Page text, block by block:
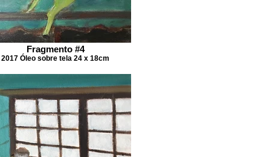
Fragmento #4
2017 Óleo sobre tela 24 x 18cm